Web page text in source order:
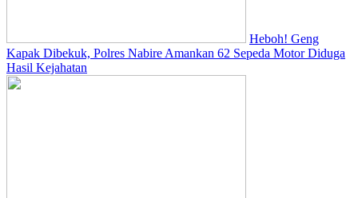
Heboh! Geng
Kapak Dibekuk, Polres Nabire Amankan 62 Sepeda Motor Diduga
Hasil Kejahatan